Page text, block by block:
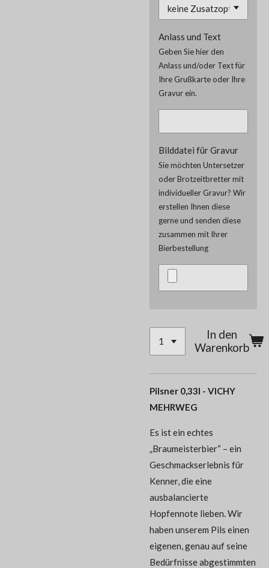
Anlass und Text
Geben Sie hier den
Anlass und/oder Text für
Ihre Grußkarte oder Ihre
Gravur ein.
Bilddatei für Gravur
Sie möchten Untersetzer
oder Brotzeitbretter mit
individueller Gravur? Wir
erstellen Ihnen diese
gerne und senden diese
zusammen mit Ihrer
Bierbestellung
In den
Warenkorb
Pilsner 0,33l - VICHY
MEHRWEG
Es ist ein echtes
„Braumeisterbier“ – ein
Geschmackserlebnis für
Kenner, die eine
ausbalancierte
Hopfennote lieben. Wir
haben unserem Pils einen
eigenen, genau auf seine
Bedürfnisse abgestimmten